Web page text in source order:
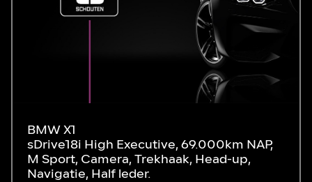
BMW X1
sDrive18i High Executive, 69.000km NAP,
M Sport, Camera, Trekhaak, Head-up,
Navigatie, Half leder.